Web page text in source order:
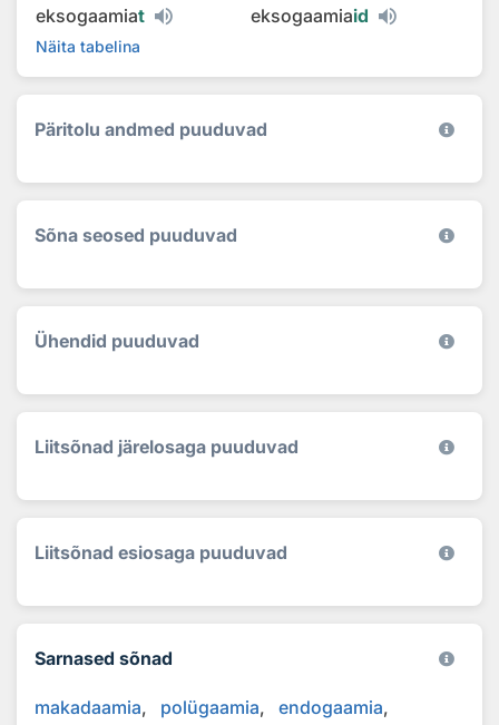
eksogaamiat eksogaamiaid
Näita tabelina
Päritolu andmed puuduvad
Sõna seosed puuduvad
Ühendid puuduvad
Liitsõnad järelosaga puuduvad
Liitsõnad esiosaga puuduvad
Sarnased sõnad
makadaamia polügaamia
endogaamia